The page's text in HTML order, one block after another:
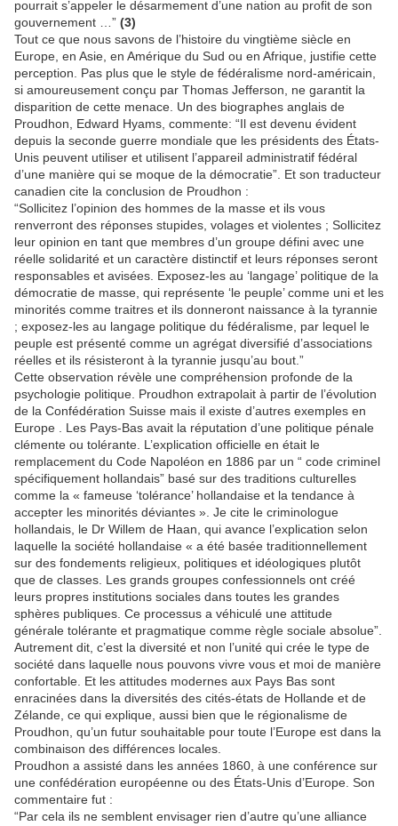
pourrait s’appeler le désarmement d’une nation au profit de son
gouvernement …” (3)
Tout ce que nous savons de l’histoire du vingtième siècle en
Europe, en Asie, en Amérique du Sud ou en Afrique, justifie cette
perception. Pas plus que le style de fédéralisme nord-américain,
si amoureusement conçu par Thomas Jefferson, ne garantit la
disparition de cette menace. Un des biographes anglais de
Proudhon, Edward Hyams, commente: “Il est devenu évident
depuis la seconde guerre mondiale que les présidents des États-
Unis peuvent utiliser et utilisent l’appareil administratif fédéral
d’une manière qui se moque de la démocratie”. Et son traducteur
canadien cite la conclusion de Proudhon :
“Sollicitez l’opinion des hommes de la masse et ils vous
renverront des réponses stupides, volages et violentes ; Sollicitez
leur opinion en tant que membres d’un groupe défini avec une
réelle solidarité et un caractère distinctif et leurs réponses seront
responsables et avisées. Exposez-les au ‘langage’ politique de la
démocratie de masse, qui représente ‘le peuple’ comme uni et les
minorités comme traitres et ils donneront naissance à la tyrannie
; exposez-les au langage politique du fédéralisme, par lequel le
peuple est présenté comme un agrégat diversifié d’associations
réelles et ils résisteront à la tyrannie jusqu’au bout.”
Cette observation révèle une compréhension profonde de la
psychologie politique. Proudhon extrapolait à partir de l’évolution
de la Confédération Suisse mais il existe d’autres exemples en
Europe . Les Pays-Bas avait la réputation d’une politique pénale
clémente ou tolérante. L’explication officielle en était le
remplacement du Code Napoléon en 1886 par un “ code criminel
spécifiquement hollandais” basé sur des traditions culturelles
comme la « fameuse ‘tolérance’ hollandaise et la tendance à
accepter les minorités déviantes ». Je cite le criminologue
hollandais, le Dr Willem de Haan, qui avance l’explication selon
laquelle la société hollandaise « a été basée traditionnellement
sur des fondements religieux, politiques et idéologiques plutôt
que de classes. Les grands groupes confessionnels ont créé
leurs propres institutions sociales dans toutes les grandes
sphères publiques. Ce processus a véhiculé une attitude
générale tolérante et pragmatique comme règle sociale absolue”.
Autrement dit, c’est la diversité et non l’unité qui crée le type de
société dans laquelle nous pouvons vivre vous et moi de manière
confortable. Et les attitudes modernes aux Pays Bas sont
enracinées dans la diversités des cités-états de Hollande et de
Zélande, ce qui explique, aussi bien que le régionalisme de
Proudhon, qu’un futur souhaitable pour toute l’Europe est dans la
combinaison des différences locales.
Proudhon a assisté dans les années 1860, à une conférence sur
une confédération européenne ou des États-Unis d’Europe. Son
commentaire fut :
“Par cela ils ne semblent envisager rien d’autre qu’une alliance